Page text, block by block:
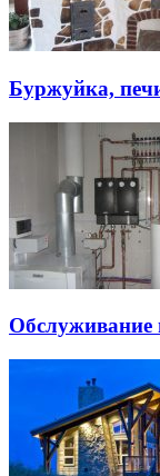
Буржуйка,
Обслуживание